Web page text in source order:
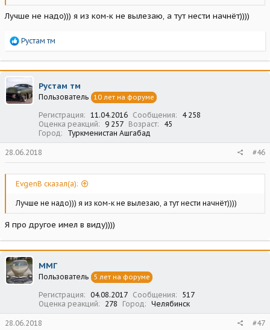
Лучше не надо))) я из ком-к не вылезаю, а тут нести начнёт))))
Р
а
к
ц
и
и
Рустам тм
Рустам тм
Пользователь 10 лет на форуме
Регистрация 11.04.2016 Сообщения
4 258
Оценка реакций
9 257 Возраст
45
Город
Туркменистан Ашгабад
28.06.2018 #46
EvgenB сказал(а):
Лучше не надо))) я из ком-к не вылезаю, а тут нести начнёт))))
Я про другое имел в виду))))
ММГ
Пользователь 5 лет на форуме
Регистрация 04.08.2017 Сообщения
517
Оценка реакций
278 Город Челябинск
28.06.2018 #47